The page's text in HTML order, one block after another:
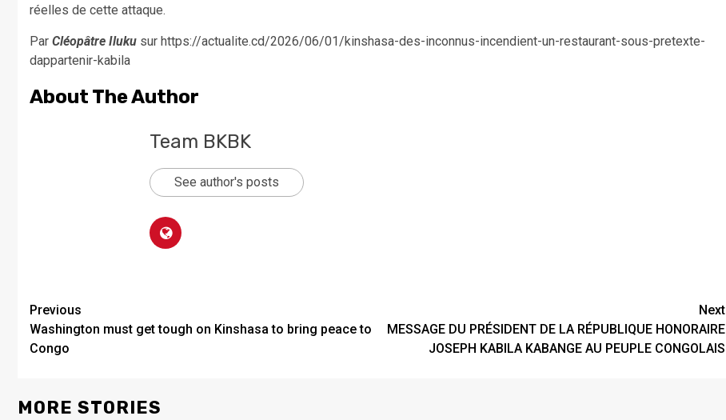
réelles de cette attaque.
Par Cléopâtre Iluku sur https://actualite.cd/2026/06/01/kinshasa-des-inconnus-incendient-un-restaurant-sous-pretexte-
dappartenir-kabila
About The Author
Team BKBK
See author's posts
Previous
Washington must get tough on Kinshasa to bring peace to
Congo
Next
MESSAGE DU PRÉSIDENT DE LA RÉPUBLIQUE HONORAIRE
JOSEPH KABILA KABANGE AU PEUPLE CONGOLAIS
MORE STORIES